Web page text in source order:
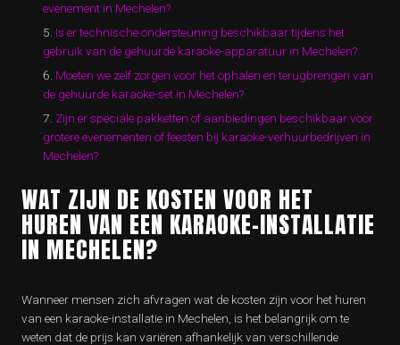
evenement in Mechelen?
Is er technische ondersteuning beschikbaar tijdens het
gebruik van de gehuurde karaoke-apparatuur in Mechelen?
Moeten we zelf zorgen voor het ophalen en terugbrengen van
de gehuurde karaoke-set in Mechelen?
Zijn er speciale pakketten of aanbiedingen beschikbaar voor
grotere evenementen of feesten bij karaoke-verhuurbedrijven in
Mechelen?
WAT ZIJN DE KOSTEN VOOR HET
HUREN VAN EEN KARAOKE-INSTALLATIE
IN MECHELEN?
Wanneer mensen zich afvragen wat de kosten zijn voor het huren
van een karaoke-installatie in Mechelen, is het belangrijk om te
weten dat de prijs kan variëren afhankelijk van verschillende